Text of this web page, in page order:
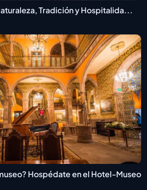
Tradición y Hospitalida...
Hospédate en el Hotel-Museo